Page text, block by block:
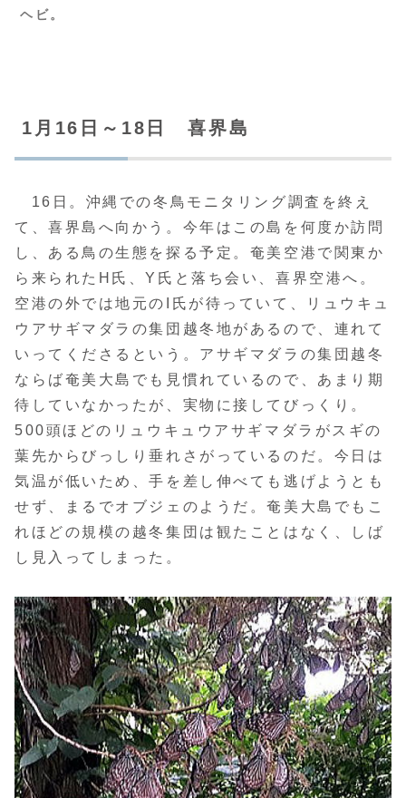
ヘビ。
1月16日～18日 喜界島
16日。沖縄での冬鳥モニタリング調査を終え
て、喜界島へ向かう。今年はこの島を何度か訪問
し、ある鳥の生態を探る予定。奄美空港で関東か
ら来られたH氏、Y氏と落ち会い、喜界空港へ。
空港の外では地元のI氏が待っていて、リュウキュ
ウアサギマダラの集団越冬地があるので、連れて
いってくださるという。アサギマダラの集団越冬
ならば奄美大島でも見慣れているので、あまり期
待していなかったが、実物に接してびっくり。
500頭ほどのリュウキュウアサギマダラがスギの
葉先からびっしり垂れさがっているのだ。今日は
気温が低いため、手を差し伸べても逃げようとも
せず、まるでオブジェのようだ。奄美大島でもこ
れほどの規模の越冬集団は観たことはなく、しば
し見入ってしまった。